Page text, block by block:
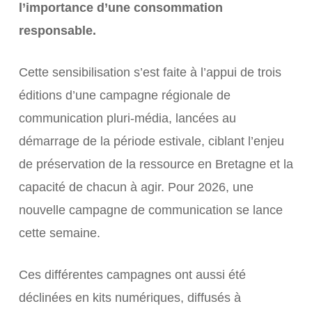
l’importance d’une consommation
responsable.
Cette sensibilisation s’est faite à l’appui de trois
éditions d’une campagne régionale de
communication pluri-média, lancées au
démarrage de la période estivale, ciblant l’enjeu
de préservation de la ressource en Bretagne et la
capacité de chacun à agir. Pour 2026, une
nouvelle campagne de communication se lance
cette semaine.
Ces différentes campagnes ont aussi été
déclinées en kits numériques, diffusés à